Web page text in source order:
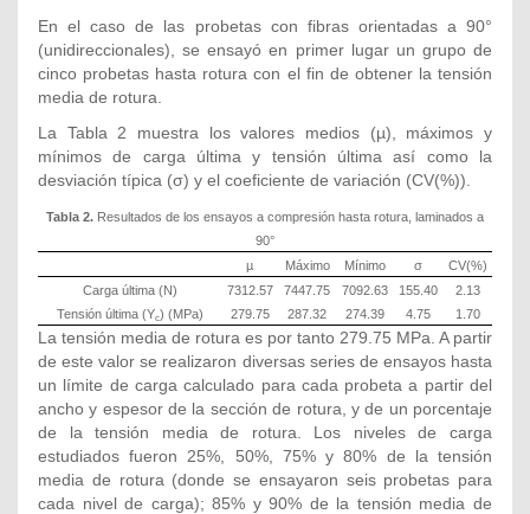
En el caso de las probetas con fibras orientadas a 90°
(unidireccionales), se ensayó en primer lugar un grupo de
cinco probetas hasta rotura con el fin de obtener la tensión
media de rotura.
La Tabla 2 muestra los valores medios (µ), máximos y
mínimos de carga última y tensión última así como la
desviación típica (σ) y el coeficiente de variación (CV(%)).
Tabla 2. Resultados de los ensayos a compresión hasta rotura, laminados a
90°
µ
Máximo Mínimo σ
CV(%)
Carga última (N)
7312.57 7447.75 7092.63 155.40
2.13
Tensión última (Yc) (MPa) 279.75 287.32 274.39 4.75 1.70
La tensión media de rotura es por tanto 279.75 MPa. A partir
de este valor se realizaron diversas series de ensayos hasta
un límite de carga calculado para cada probeta a partir del
ancho y espesor de la sección de rotura, y de un porcentaje
de la tensión media de rotura. Los niveles de carga
estudiados fueron 25%, 50%, 75% y 80% de la tensión
media de rotura (donde se ensayaron seis probetas para
cada nivel de carga); 85% y 90% de la tensión media de